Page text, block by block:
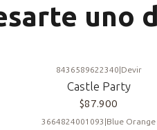
uno
8436589622340 Devir
Castle Party
$87.900
3664824001093 |Blue Orange